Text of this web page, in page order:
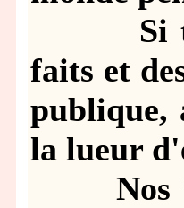
Si
faits et
publique,
la lueur
Nos "